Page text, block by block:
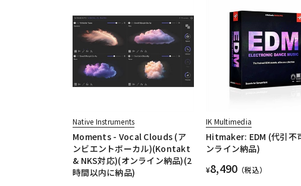
Native Instruments
Moments - Vocal Clouds (ア
ンビエントボーカル)(Kontakt
& NKS対応)(オンライン納品)(2
時間以内に納品)
IK Multimedia
Hitmaker: EDM (代引不
ンライン納品)
¥8,490 （税込）